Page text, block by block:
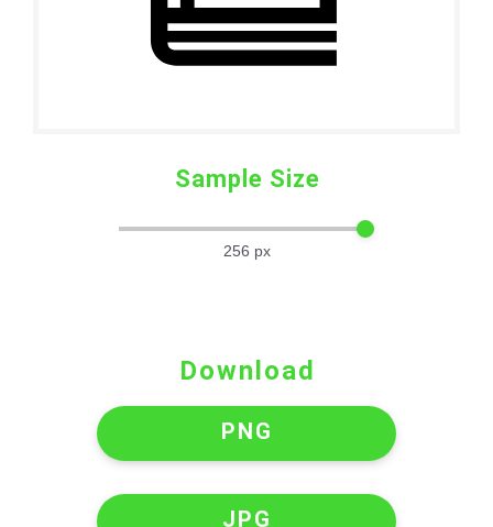
Sample Size
256 px
Download
PNG
JPG